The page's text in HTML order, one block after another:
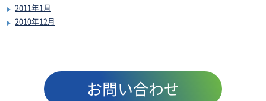
2011年1月
2010年12月
お問い合わせ